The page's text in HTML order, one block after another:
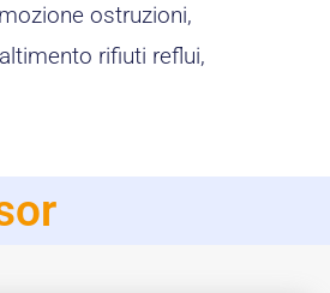
ostruzioni,
rifiuti reflui,